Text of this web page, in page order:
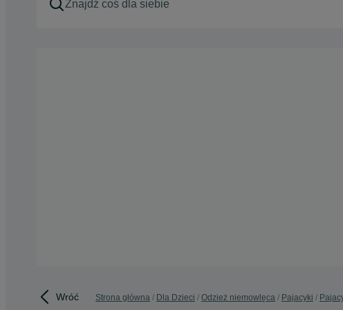
Wróć Strona główna Dla Dzieci Odzież niemowlęca Pajacyki